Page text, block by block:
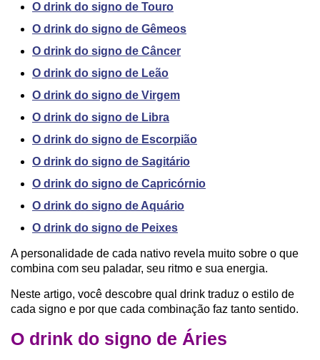
O drink do signo de Touro
O drink do signo de Gêmeos
O drink do signo de Câncer
O drink do signo de Leão
O drink do signo de Virgem
O drink do signo de Libra
O drink do signo de Escorpião
O drink do signo de Sagitário
O drink do signo de Capricórnio
O drink do signo de Aquário
O drink do signo de Peixes
A personalidade de cada nativo revela muito sobre o que
combina com seu paladar, seu ritmo e sua energia.
Neste artigo, você descobre qual drink traduz o estilo de
cada signo e por que cada combinação faz tanto sentido.
O drink do signo de Áries